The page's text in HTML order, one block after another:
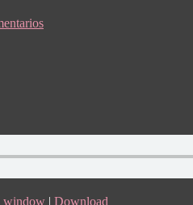
window | Download